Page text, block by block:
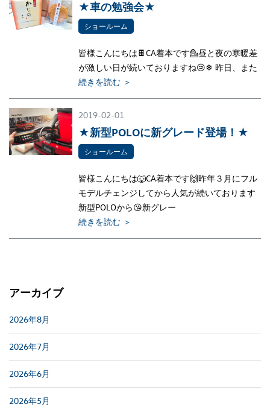
★車の勉強会★
ショールーム
皆様こんにちは🍫CA着本です💁昼と夜の寒暖差
が激しい日が続いておりますね😢❄ 昨日、また
続きを読む ＞
2019-02-01
★新型POLOに新グレード登場！★
ショールーム
皆様こんにちは🐺CA着本です🙌昨年３月にフル
モデルチェンジしてから人気が続いております
新型POLOから😘新グレー
続きを読む ＞
アーカイブ
2026年8月
2026年7月
2026年6月
2026年5月